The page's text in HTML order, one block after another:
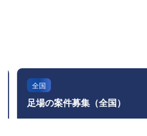
全国
足場の案件募集（全国）